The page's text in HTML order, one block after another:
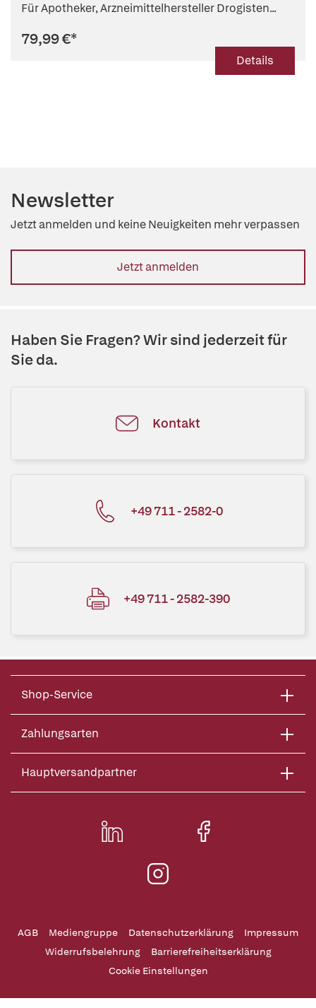
Für Apotheker, Arzneimittelhersteller Drogisten...
79,99 €*
Details
Newsletter
Jetzt anmelden und keine Neuigkeiten mehr verpassen
Jetzt anmelden
Haben Sie Fragen? Wir sind jederzeit für
Sie da.
Kontakt
+49 711 - 2582-0
+49 711 - 2582-390
Shop-Service
Zahlungsarten
Hauptversandpartner
AGB Mediengruppe Datenschutzerklärung
Impressum
Widerrufsbelehrung
Barrierefreiheitserklärung
Cookie Einstellungen